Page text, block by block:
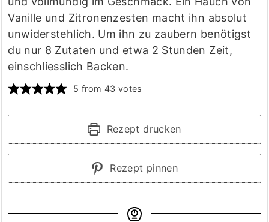
Vanille und Zitronenzesten macht ihn absolut
unwiderstehlich. Um ihn zu zaubern benötigst
du nur 8 Zutaten und etwa 2 Stunden Zeit,
einschliesslich Backen.
5 from 43 votes
Rezept drucken
Rezept pinnen